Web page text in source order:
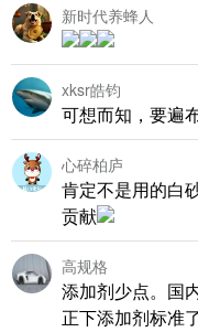
新时代养蜂人
xksr皓钧
可想而知，要遍
心碎柏庐
肯定不是用的白
贡献
高规格
添加剂少点。国
正下添加剂标准